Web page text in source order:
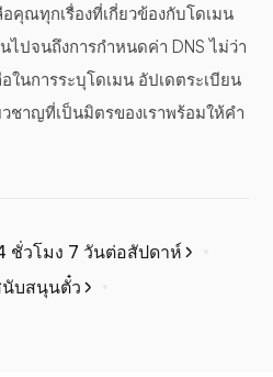
คุณทุกเรื่องที่เกี่ยวข้องกับโดเมน
ปจนถึงการกำหนดค่า DNS ไม่ว่า
นการระบุโดเมน อัปเดตระเบียน
ชาญที่เป็นมิตรของเราพร้อมให้คำ
ชั่วโมง 7 วันต่อสัปดาห์
นับสนุนตั๋ว